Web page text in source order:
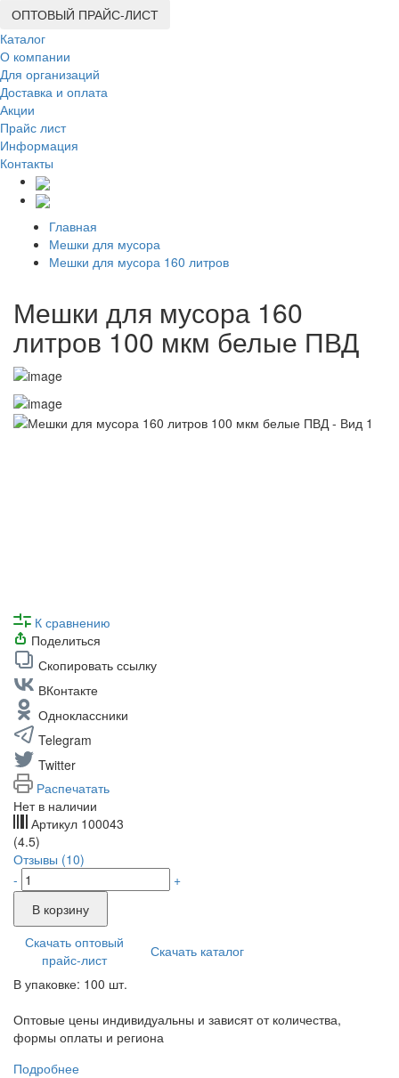
ОПТОВЫЙ ПРАЙС-ЛИСТ
Каталог
О компании
Для организаций
Доставка и оплата
Акции
Прайс лист
Информация
Контакты
Главная
Мешки для мусора
Мешки для мусора 160 литров
Мешки для мусора 160
литров 100 мкм белые ПВД
К сравнению
Поделиться
Скопировать ссылку
ВКонтакте
Одноклассники
Telegram
Twitter
Распечатать
Нет в наличии
Артикул 100043
(4.5)
Отзывы (10)
-
+
В корзину
Скачать оптовый
прайс-лист
Скачать каталог
В упаковке: 100 шт.
Оптовые цены индивидуальны и зависят от количества,
формы оплаты и региона
Подробнее